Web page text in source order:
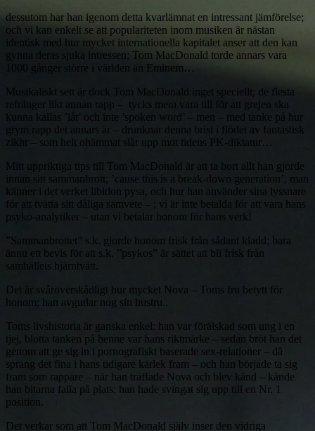
dessutom har han igenom detta kvarlämnat en intressant jämförelse;
och vi kan enkelt se att populariteten inom musiken är nästan
identisk med hur mycket internationella kapitalet anser att den kan
gynna deras sjuka intressen; Tom MacDonald torde annars vara
1000 gånger större i världen än Eminem…
Musikaliskt sett är dock Tom MacDonald inget speciellt; de flesta
refränger likt annan rapp – tycks mera vara till för att grejen ska
kunna kallas ’låt’ och inte ’spoken word’ – men – med tanke på hur
grym rapp det annars är – drunknar denna brist i flödet av fantastisk
zikhr – som helt ohämmat slår upp mot tidens PK-diktatur…
Mitt uppriktiga tips till Tom MacDonald är att ta bort allt han gjorde
innan sitt sammanbrott; ’cause this is a break-down generation’, man
känner i det verket libidon pysa, och hur han använder sina lyssnare
för att tvätta sitt dåliga samvete – ; vi är inte betalda för att vara hans
psyko-analytiker – utan vi betalar honom för hans verk!
”Sammanbrottet” s.k. gjorde honom frisk från sådant kladd; bara
ännu ett bevis för att s.k. ”psykos” är sättet att bli frisk från
samhällets hjärntvätt.
Det är svåröverskådligt hur mycket Nova – Toms fru betytt för
honom; han avgudar nog sin hustru..
Toms livshistoria är ganska enkel: han var förälskad som ung i en
tjej, blotta tanken på henne var hans riktmärke – sedan bröt han det
genom att ge sig in i pornografiskt baserade sex-relationer – då
sprang det fina i hans tidigare kärlek fram – och han började ta sig
fram som rappare – när han träffade Nova och blev känd – kände
han bitarna falla på plats; han hade svingat sig upp till en Nr. 1
position.
Det verkar som att Tom MacDonald själv inser den vidriga